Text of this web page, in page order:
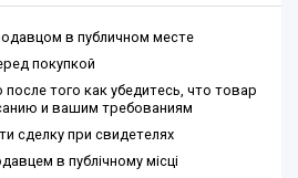
в публичном месте
покупкой
того как убедитесь, что товар
и вашим требованиям
сделку при свидетелях
в публічному місці